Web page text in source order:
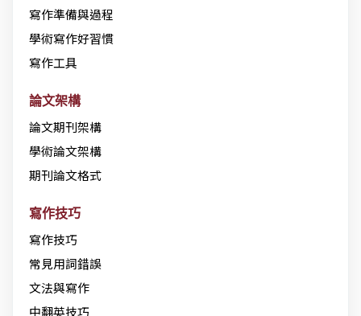
寫作準備與過程
學術寫作好習慣
寫作工具
論文架構
論文期刊架構
學術論文架構
期刊論文格式
寫作技巧
寫作技巧
常見用詞錯誤
文法與寫作
中翻英技巧